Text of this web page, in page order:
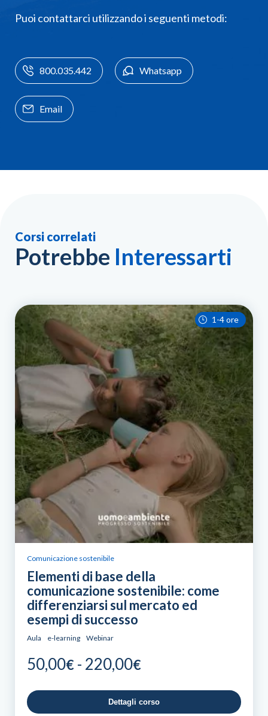
Puoi contattarci utilizzando i seguenti metodi:
800.035.442 Whatsapp
Email
Corsi correlati
Potrebbe Interessarti
Comunicazione sostenibile
Elementi di base della
comunicazione sostenibile: come
differenziarsi sul mercato ed
esempi di successo
Aula e-learning Webinar
1-4 ore
50,00€ - 220,00€Fascia
prezzo:
da
Dettagli corso